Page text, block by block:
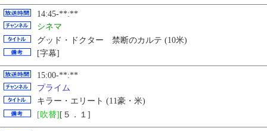
14:45-**:**
シネマ
グッド・ドクター 禁断のカルテ (10米)
[字幕]
15:00-**:**
プライム
キラー・エリート (11豪・米)
[吹替][５．１]